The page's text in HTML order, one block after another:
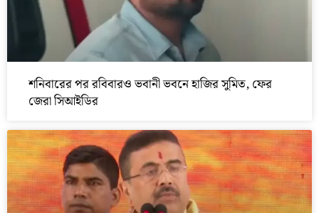
শনিবারের পর রবিবারও ভবানী ভবনে হাজির সুমিত, ফের
জেরা সিআইডির